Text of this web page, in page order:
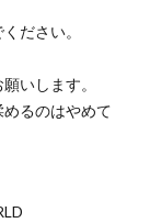
ださい。
いします。
るのはやめて